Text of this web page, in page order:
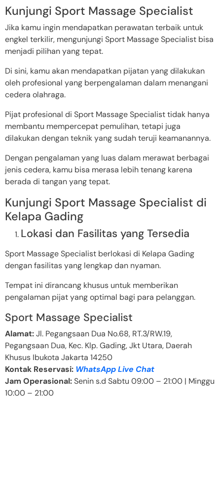
Kunjungi Sport Massage Specialist
Jika kamu ingin mendapatkan perawatan terbaik untuk
engkel terkilir, mengunjungi Sport Massage Specialist bisa
menjadi pilihan yang tepat.
Di sini, kamu akan mendapatkan pijatan yang dilakukan
oleh profesional yang berpengalaman dalam menangani
cedera olahraga.
Pijat profesional di Sport Massage Specialist tidak hanya
membantu mempercepat pemulihan, tetapi juga
dilakukan dengan teknik yang sudah teruji keamanannya.
Dengan pengalaman yang luas dalam merawat berbagai
jenis cedera, kamu bisa merasa lebih tenang karena
berada di tangan yang tepat.
Kunjungi Sport Massage Specialist di
Kelapa Gading
Lokasi dan Fasilitas yang Tersedia
Sport Massage Specialist berlokasi di Kelapa Gading
dengan fasilitas yang lengkap dan nyaman.
Tempat ini dirancang khusus untuk memberikan
pengalaman pijat yang optimal bagi para pelanggan.
Sport Massage Specialist
Alamat:Jl. Pegangsaan Dua No.68, RT.3/RW.19,
Pegangsaan Dua, Kec. Klp. Gading, Jkt Utara, Daerah
Khusus Ibukota Jakarta 14250
Kontak Reservasi: WhatsApp Live Chat
Jam Operasional:Senin s.d Sabtu 09:00 – 21:00 | Minggu
10:00 – 21:00